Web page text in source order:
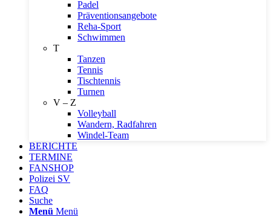
Padel
Präventionsangebote
Reha-Sport
Schwimmen
T
Tanzen
Tennis
Tischtennis
Turnen
V – Z
Volleyball
Wandern, Radfahren
Windel-Team
BERICHTE
TERMINE
FANSHOP
Polizei SV
FAQ
Suche
Menü Menü